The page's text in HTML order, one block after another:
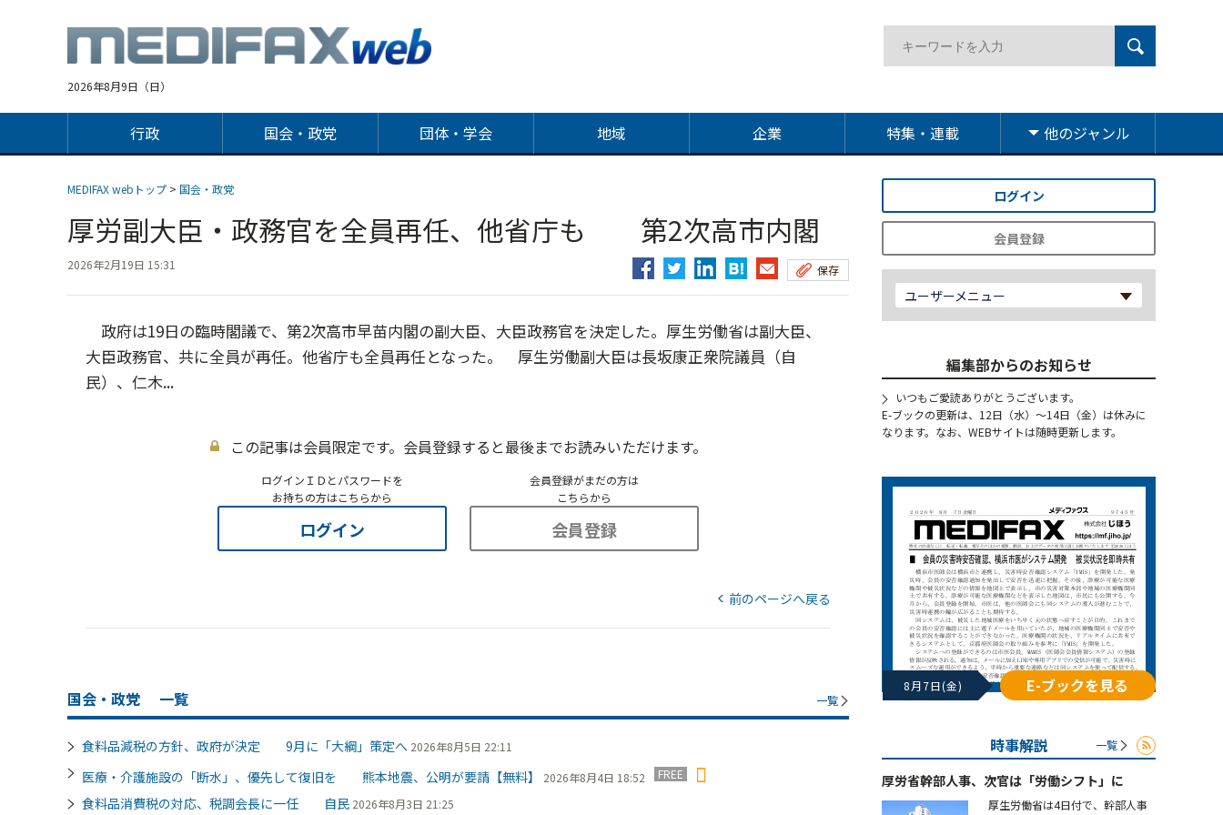
2026年8月9日（日）
行政 国会・政党 団体・学会 地域 企業 特集・連載 他のジャンル
MEDIFAX webトップ > 国会・政党
厚労副大臣・政務官を全員再任、他省庁も 第2次高市内閣
2026年2月19日 15:31 保存
政府は19日の臨時閣議で、第2次高市早苗内閣の副大臣、大臣政務官を決定した。厚生労働省は副大臣、
大臣政務官、共に全員が再任。他省庁も全員再任となった。 厚生労働副大臣は長坂康正衆院議員（自
民）、仁木...
この記事は会員限定です。会員登録すると最後までお読みいただけます。
ログインＩＤとパスワードを
お持ちの方はこちらから
ログイン
会員登録がまだの方は
こちらから
会員登録
前のページへ戻る
国会・政党 一覧 一覧
食料品減税の方針、政府が決定 9月に「大綱」策定へ 2026年8月5日 22:11
医療・介護施設の「断水」、優先して復旧を 熊本地震、公明が要請【無料】 2026年8月4日 18:52 FREE
食料品消費税の対応、税調会長に一任 自民 2026年8月3日 21:25
ログイン
会員登録
ユーザーメニュー
編集部からのお知らせ
いつもご愛読ありがとうございます。
E-ブックの更新は、12日（水）～14日（金）は休みに
なります。なお、WEBサイトは随時更新します。
8月7日(金) E-ブックを見る
時事解説 一覧
厚労省幹部人事、次官は「労働シフト」に
厚生労働省は4日付で、幹部人事